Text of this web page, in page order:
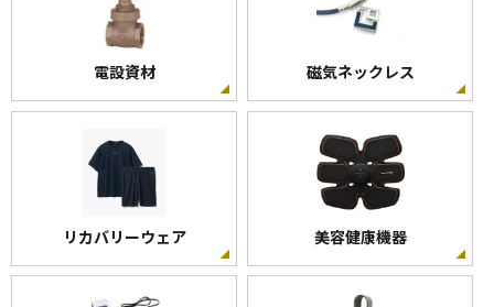
電設資材 磁気ネックレス
リカバリーウェア 美容健康機器